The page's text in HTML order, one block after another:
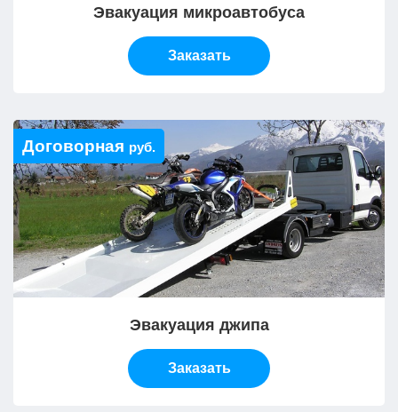
Эвакуация микроавтобуса
Заказать
Договорная руб.
Эвакуация джипа
Заказать